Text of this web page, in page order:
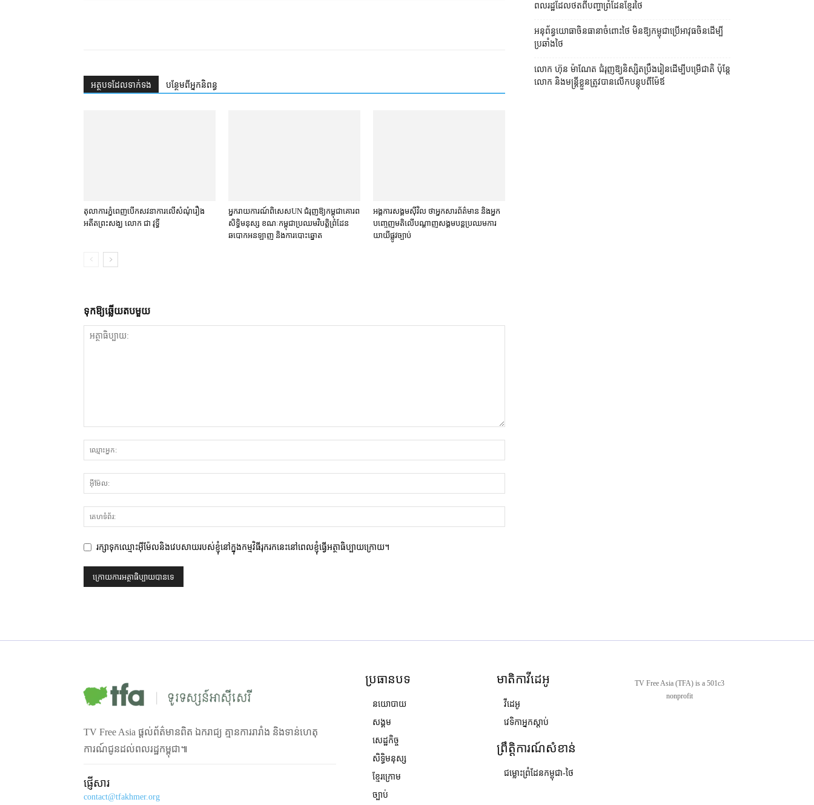
អត្ថបទ​ដែល​ទាក់ទង បន្ថែម​ពី​អ្នកនិពន្ធ
តុលាការ​ភ្នំពេញ​​បើកសវនាការ​លើ​សំណុំរឿង​​
អតីត​ព្រះសង្ឃ លោក ជា វុទ្ធី
អ្នករាយការណ៍​ពិសេស​UN ជំរុញឱ្យ​កម្ពុជា​គោរព​
សិទ្ធិមនុស្ស ខណៈ​កម្ពុជា​ប្រឈម​វិបត្តិ​ព្រំដែន
ឆបោក​អន​ឡាញ និង​ការបោះឆ្នោត​
អង្គការ​សង្គម​ស៊ីវិល ថា​អ្នកសារព័ត៌មាន និង​អ្នក​
បញ្ចេញមតិ​លើ​បណ្ដាញ​សង្គម​បន្ត​ប្រឈម​ការ​
យាយី​ផ្លូវច្បាប់
ទុក​ឱ្យ​ឆ្លើយ​តប​មួយ
រក្សាទុកឈ្មោះអ៊ីម៉ែលនិងវេបសាយរបស់ខ្ញុំនៅក្នុងកម្មវិធីរុករកនេះនៅពេលខ្ញុំធ្វើអត្ថាធិប្បាយក្រោយ។
ពលរដ្ឋ​ដែល​ថត​ពី​បញ្ហា​ព្រំដែន​ខ្មែរ​ថៃ
អនុព័ន្ធយោធា​ចិន​ធានា​ចំពោះ​ថៃ មិន​ឱ្យ​កម្ពុជា​ប្រើ​អាវុធ​ចិន​ដើម្បី​
ប្រឆាំង​ថៃ ​
លោក ហ៊ុន ម៉ាណែត ជំរុញ​ឱ្យ​និស្សិត​ប្រឹងរៀន​ដើម្បី​បម្រើ​ជាតិ ប៉ុន្តែ​
លោក និង​មន្ត្រី​​ខ្លួន​ត្រូវ​បាន​លើក​បន្តុប​ពី​ម៉ែឪ
TV Free Asia ផ្ដល់ព័ត៌មានពិត ឯករាជ្យ គ្មានការរារាំង និងទាន់ហេតុ
ការណ៍ជូនដល់ពលរដ្ឋកម្ពុជា៕
ផ្ញើសារ
contact@tfakhmer.org
ប្រធានបទ
នយោបាយ
សង្គម
សេដ្ឋកិច្ច
សិទ្ធិមនុស្ស
ខ្មែរក្រោម
ច្បាប់
មាតិកាវីដេអូ
វីដេអូ
វេទិកាអ្នកស្ដាប់
ព្រឹត្តិការណ៍សំខាន់
ជម្លោះព្រំដែនកម្ពុជា-ថៃ
TV Free Asia (TFA) is a 501c3
nonprofit